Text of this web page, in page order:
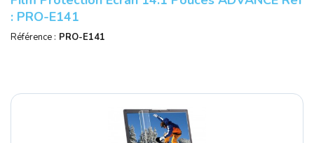
: PRO-E141
Référence : PRO-E141